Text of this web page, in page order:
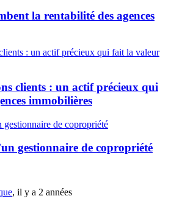
la rentabilité des agences
clients : un actif précieux qui
immobilières
gestionnaire de copropriété
, il y a 2 années